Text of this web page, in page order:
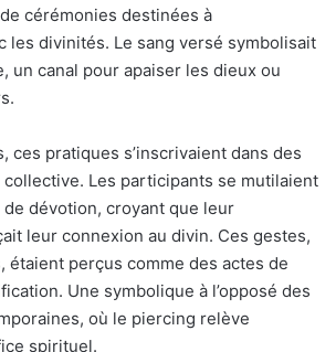
cérémonies destinées à
les divinités. Le sang versé symbolisait
un canal pour apaiser les dieux ou
ces pratiques s’inscrivaient dans des
Les participants se mutilaient
dévotion, croyant que leur
leur connexion au divin. Ces gestes,
étaient perçus comme des actes de
Une symbolique à l’opposé des
où le piercing relève
spirituel.